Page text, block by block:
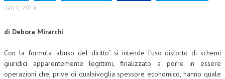
Jan 1, 2014
di Debora Mirarchi
Con la formula “abuso del diritto” si intende l’uso distorto di schemi
giuridici apparentemente legittimi, finalizzato a porre in essere
operazioni che, prive di qualsivoglia spessore economico, hanno quale